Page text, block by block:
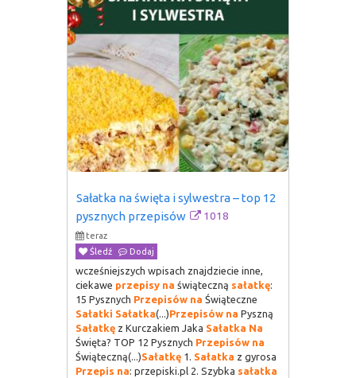
Sałatka na święta i sylwestra – top 12
pysznych przepisów
1018
teraz
Śledź
Dodaj
wcześniejszych wpisach znajdziecie inne,
ciekawe przepisy na świąteczną sałatkę:
15 Pysznych Przepisów na Świąteczne
Sałatki Sałatka(...)Przepisów na Pyszną
Sałatkę z Kurczakiem Jaka Sałatka Na
Święta? TOP 12 Pysznych Przepisów na
Świąteczną(...)Sałatkę 1. Sałatka z gyrosa
Przepis na: przepiski.pl 2. Szybka sałatka